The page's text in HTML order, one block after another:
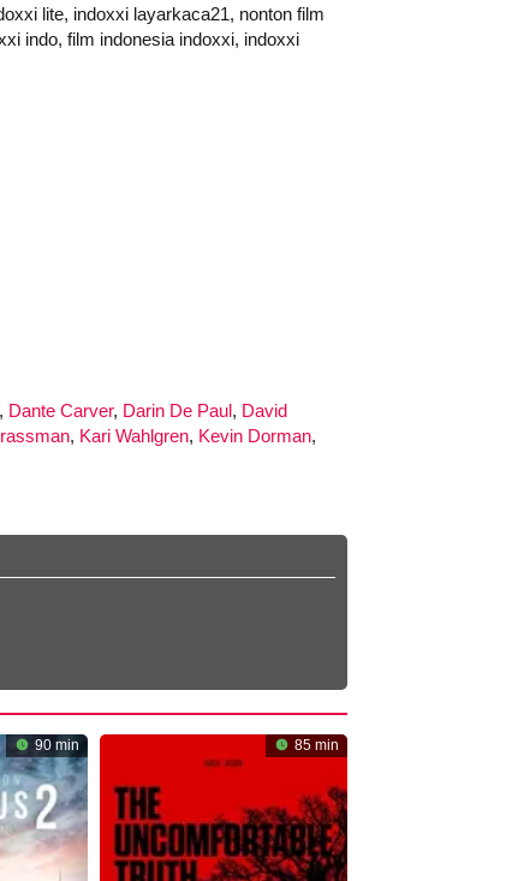
lite, indoxxi layarkaca21, nonton film
indo, film indonesia indoxxi, indoxxi
, Dante Carver, Darin De Paul, David
, Kari Wahlgren, Kevin Dorman,
90 min 85 min